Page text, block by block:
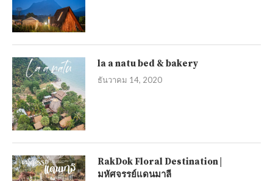
la a natu bed & bakery
ธันวาคม 14, 2020
RakDok Floral Destination |
มหัศจรรย์แดนมาลี